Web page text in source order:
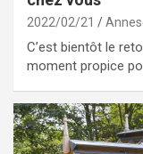
2022/02/21
C’est bientôt le
moment propice